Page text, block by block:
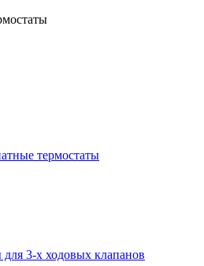
термостаты
3-х ходовых клапанов